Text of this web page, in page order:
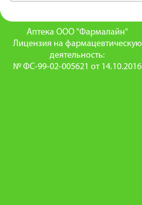
Аптека ООО "Фармалайн"
Лицензия на фармацевтическую
деятельность:
№ ФС-99-02-005621 от 14.10.2016